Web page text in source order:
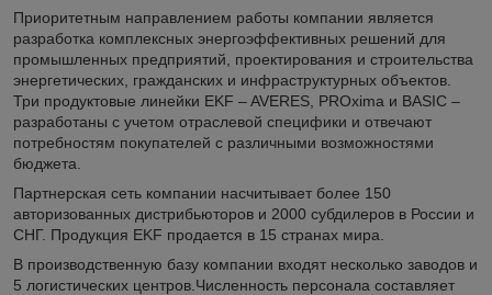
Приоритетным направлением работы компании является
разработка комплексных энергоэффективных решений для
промышленных предприятий, проектирования и строительства
энергетических, гражданских и инфраструктурных объектов.
Три продуктовые линейки EKF – AVERES, PROxima и BASIC –
разработаны с учетом отраслевой специфики и отвечают
потребностям покупателей с различными возможностями
бюджета.
Партнерская сеть компании насчитывает более 150
авторизованных дистрибьюторов и 2000 субдилеров в России и
СНГ. Продукция EKF продается в 15 странах мира.
В производственную базу компании входят несколько заводов и
5 логистических центров.Численность персонала составляет